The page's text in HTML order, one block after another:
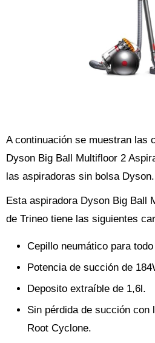
A continuación se muestran las
Dyson Big Ball Multifloor 2
las aspiradoras sin bolsa Dyson.
Esta aspiradora Dyson Big Ball
de Trineo tiene las siguientes
Cepillo neumático para
Potencia de succión de
Deposito extraíble de 1,6l.
Sin pérdida de succión con
Root Cyclone.